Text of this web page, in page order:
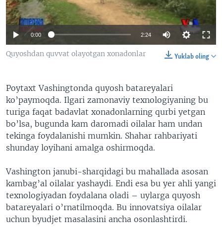
VIDEO
XABARLAR SURATLARDA
ODNOKLASSNIKI
TELEGRAM
TWITTER
0:00 2:24
Yuklab oling
Quyoshdan quvvat olayotgan xonadonlar
Poytaxt Vashingtonda quyosh batareyalari
ko’paymoqda. Ilgari zamonaviy texnologiyaning bu
turiga faqat badavlat xonadonlarning qurbi yetgan
bo’lsa, bugunda kam daromadi oilalar ham undan
tekinga foydalanishi mumkin. Shahar rahbariyati
shunday loyihani amalga oshirmoqda.
Vashington janubi-sharqidagi bu mahallada asosan
kambag’al oilalar yashaydi. Endi esa bu yer ahli yangi
texnologiyadan foydalana oladi – uylarga quyosh
batareyalari o’rnatilmoqda. Bu innovatsiya oilalar
uchun byudjet masalasini ancha osonlashtirdi.